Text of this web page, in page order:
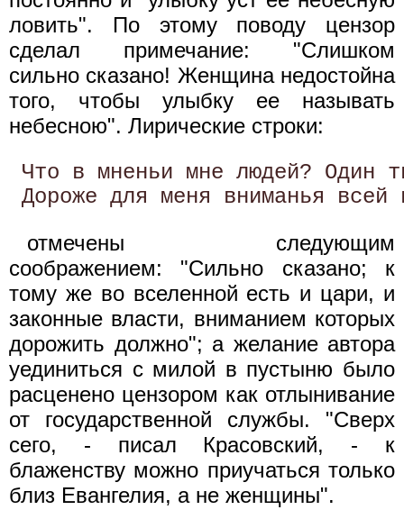
ловить". По этому поводу цензор
сделал примечание: "Слишком
сильно сказано! Женщина недостойна
того, чтобы улыбку ее называть
небесною". Лирические строки:
Что в мненьи мне людей? Один
отмечены следующим
соображением: "Сильно сказано; к
тому же во вселенной есть и цари, и
законные власти, вниманием которых
дорожить должно"; а желание автора
уединиться с милой в пустыню было
расценено цензором как отлынивание
от государственной службы. "Сверх
сего, - писал Красовский, - к
блаженству можно приучаться только
близ Евангелия, а не женщины".